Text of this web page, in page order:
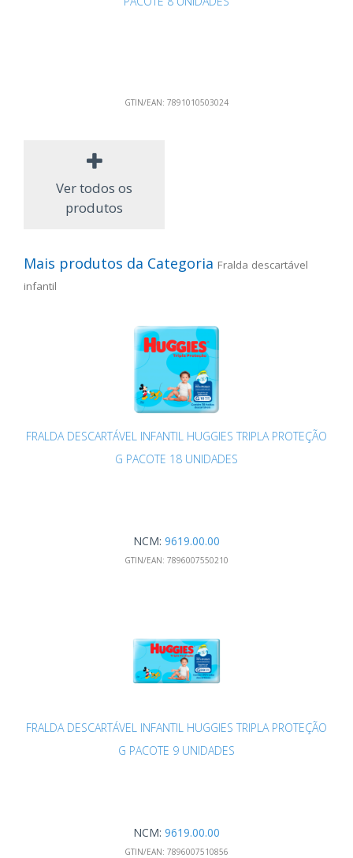
GTIN/EAN: 7891010503024
Ver todos os
produtos
Mais produtos da Categoria Fralda descartável
infantil
FRALDA DESCARTÁVEL INFANTIL HUGGIES TRIPLA PROTEÇÃO
G PACOTE 18 UNIDADES
NCM: 9619.00.00
GTIN/EAN: 7896007550210
FRALDA DESCARTÁVEL INFANTIL HUGGIES TRIPLA PROTEÇÃO
G PACOTE 9 UNIDADES
NCM: 9619.00.00
GTIN/EAN: 7896007510856